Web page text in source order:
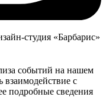
студия «Барбарис»
событий на нашем
взаимодействие с
подробные сведения